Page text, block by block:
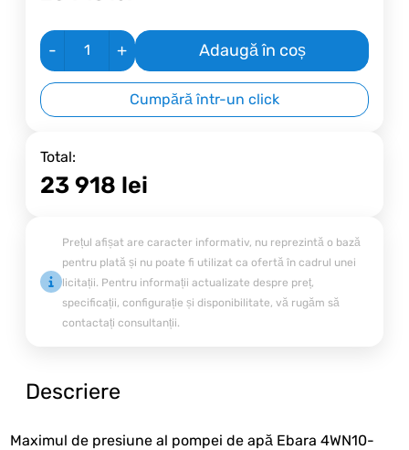
- + Adaugă în coș
Cumpără într-un click
Total:
23 918 lei
Prețul afișat are caracter informativ, nu reprezintă o bază
pentru plată și nu poate fi utilizat ca ofertă în cadrul unei
licitații. Pentru informații actualizate despre preț,
specificații, configurație și disponibilitate, vă rugăm să
contactați consultanții.
Descriere
Maximul de presiune al pompei de apă Ebara 4WN10-